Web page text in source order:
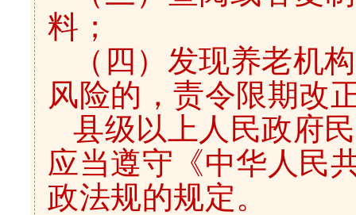
料；
（四）发现养老机
风险的，责令限期改
县级以上人民政府
应当遵守《中华人民
政法规的规定。